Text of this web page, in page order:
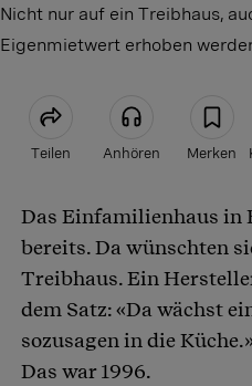
Nicht nur auf ein Treibhaus,
Eigenmietwert erhoben
Teilen Anhören Merken
Artikel teilen
Das Einfamilienhaus in
bereits. Da wünschten
Treibhaus. Ein
dem Satz: «Da wächst
sozusagen in die
Das war 1996.